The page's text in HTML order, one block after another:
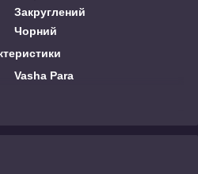
Закруглений
Чорний
Vasha Para